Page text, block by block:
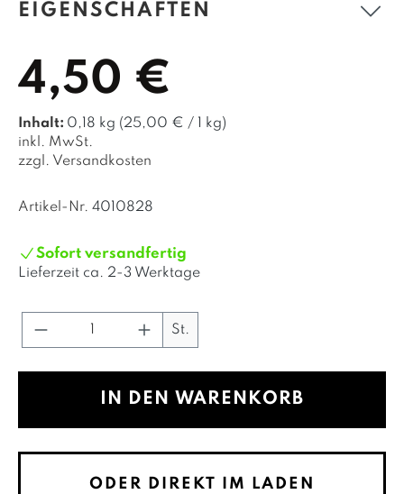
EIGENSCHAFTEN
4,50 €
Inhalt: 0,18 kg (25,00 € / 1 kg)
inkl. MwSt.
zzgl. Versandkosten
Artikel-Nr. 4010828
Sofort versandfertig
Lieferzeit ca. 2-3 Werktage
Produkt Anzahl: Gib den
St.
IN DEN WARENKORB
ODER DIREKT IM LADEN